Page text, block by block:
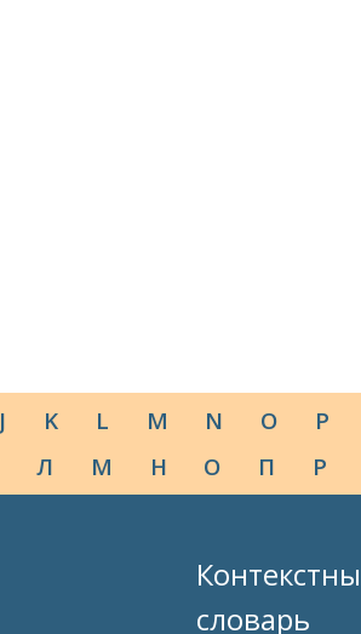
J K L M N O P
Л М Н О П Р
словарь